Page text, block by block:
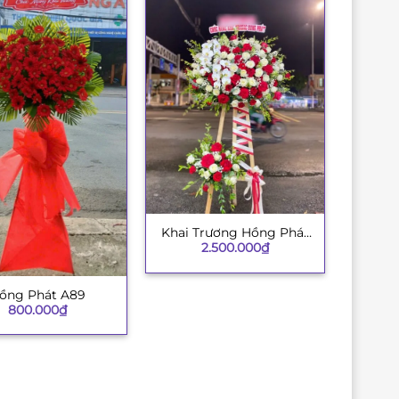
Phát A89
800.000₫
+
Khai Trương Hồng Phát
002
2.500.000₫